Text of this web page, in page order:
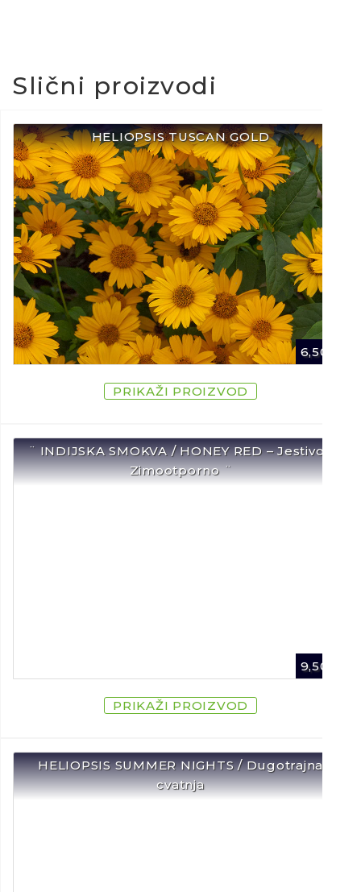
Slični proizvodi
HELIOPSIS TUSCAN GOLD
6,50
PRIKAŽI PROIZVOD
¨ INDIJSKA SMOKVA / HONEY RED – Jestivo /
Zimootporno ¨
9,50
PRIKAŽI PROIZVOD
HELIOPSIS SUMMER NIGHTS / Dugotrajna
cvatnja